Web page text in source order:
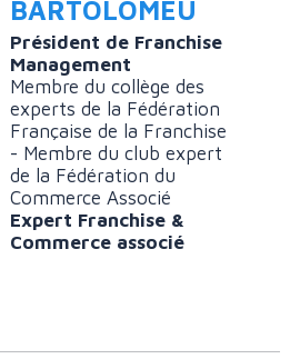
BARTOLOMEU
Président de Franchise
Management
Membre du collège des
experts de la Fédération
Française de la Franchise
- Membre du club expert
de la Fédération du
Commerce Associé
Expert Franchise &
Commerce associé